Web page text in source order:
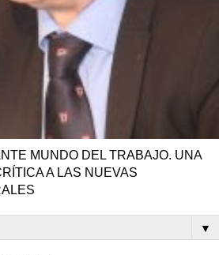
MUNDO DEL TRABAJO. UNA
A LAS NUEVAS
▼